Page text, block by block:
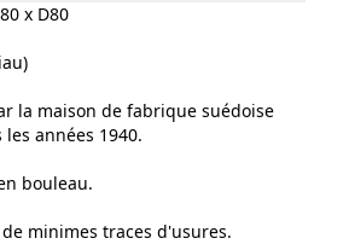
x D80
la maison de fabrique suédoise
années 1940.
bouleau.
minimes traces d'usures.